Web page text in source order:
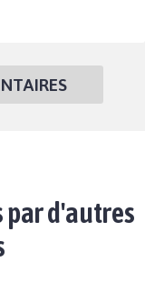
d'autres